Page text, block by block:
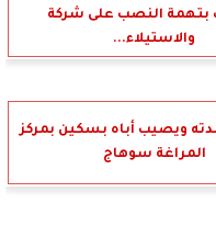
بتهمة النصب على شركة
والاستيلاء...
ويصيب أباه بسكين بمركز
المراغة سوهاج